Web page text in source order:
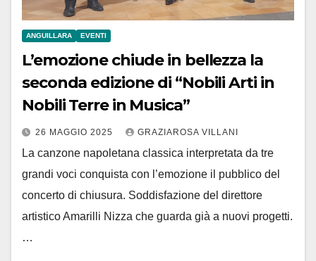
ANGUILLARA EVENTI
L’emozione chiude in bellezza la
seconda edizione di “Nobili Arti in
Nobili Terre in Musica”
26 MAGGIO 2025 GRAZIAROSA VILLANI
La canzone napoletana classica interpretata da tre
grandi voci conquista con l’emozione il pubblico del
concerto di chiusura. Soddisfazione del direttore
artistico Amarilli Nizza che guarda già a nuovi progetti.
…